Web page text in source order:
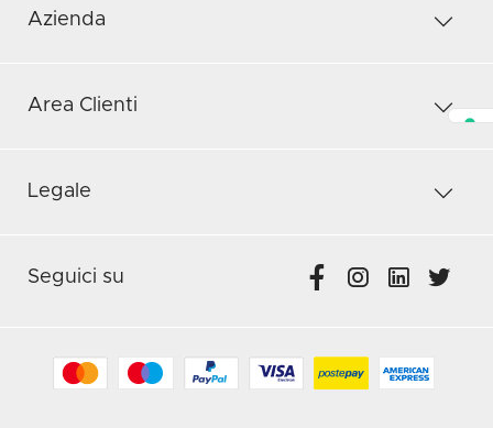
Azienda
Area Clienti
Legale
Seguici su